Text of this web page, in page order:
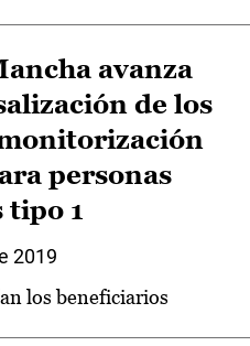
avanza
de los
personas
tipo 1
2019
los beneficiarios